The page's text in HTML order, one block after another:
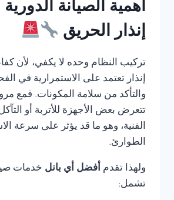
أهمية الصيانة
إنذار الحريق
تركيب النظام وحده لا يكفي، لأن
إنذار تعتمد على الاستمرارية في
والتأكد من سلامة المكونات. فمع
تتعرض بعض الأجهزة للأتربة أو
الفنية، وهو ما قد يؤثر على سرعة
الطوارئ.
ولهذا تقدم أفضل أي بانل خدمات
تشمل: